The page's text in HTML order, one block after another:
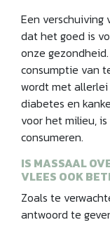
Een
dat het goed is
onze
consumptie van
wordt met
diabetes en
voor het milieu,
consumeren.
IS MASSAAL
VLEES OOK
Zoals te
antwoord te